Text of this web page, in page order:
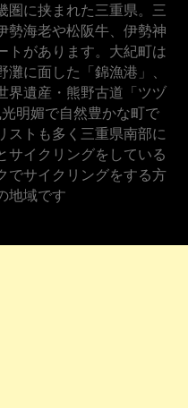
圏に挟まれた三重県。三
勢海老や松阪牛、伊勢神
トがあります。大紀町は
に面した「錦漁港」、
界遺産・熊野古道「ツヅ
明媚で自然豊かな町で
ストも多く三重県南部に
サイクリングをしている
でサイクリングをする方
地域です